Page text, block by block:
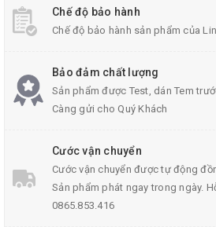
Điện áp Hoạt Động: 3-12VDC
Tần số hoạt động: 315MHz
Dòng hoạt động: (mA): 4mA
Truyền khoảng cách:
Khoảng Cách Không Có Anten:
Chế độ bảo hành
Chế độ bảo hành sản phẩm của
Bảo đảm chất lượng
Sản phẩm được Test, dán Tem
Càng gửi cho Quý Khách
Cước vận chuyển
Cước vận chuyển được tự động
Sản phẩm phát ngay trong ngày.
0865.853.416